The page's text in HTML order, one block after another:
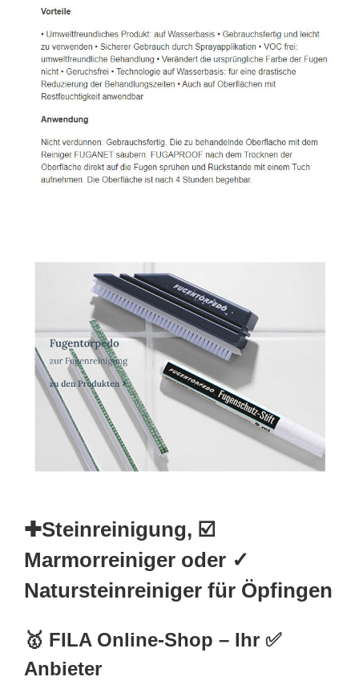
✚Steinreinigung, ☑️
Marmorreiniger oder ✓
Natursteinreiniger für Öpfingen
🥇 FILA Online-Shop – Ihr ✅
Anbieter